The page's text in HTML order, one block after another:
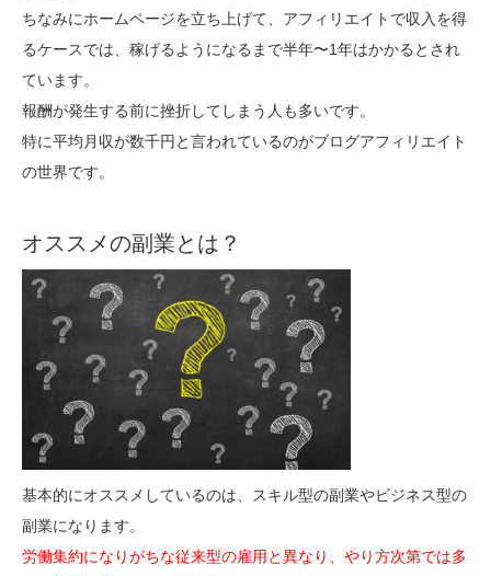
ちなみにホームページを立ち上げて、アフィリエイトで収入を得
るケースでは、稼げるようになるまで半年〜1年はかかるとされ
ています。
報酬が発生する前に挫折してしまう人も多いです。
特に平均月収が数千円と言われているのがブログアフィリエイト
の世界です。
オススメの副業とは？
基本的にオススメしているのは、スキル型の副業やビジネス型の
副業になります。
労働集約になりがちな従来型の雇用と異なり、やり方次第では多